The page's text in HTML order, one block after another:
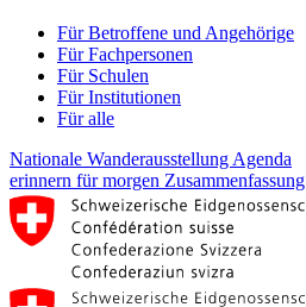
Für Betroffene und Angehörige
Für Fachpersonen
Für Schulen
Für Institutionen
Für alle
Nationale Wanderausstellung Agenda
erinnern für morgen Zusammenfassung